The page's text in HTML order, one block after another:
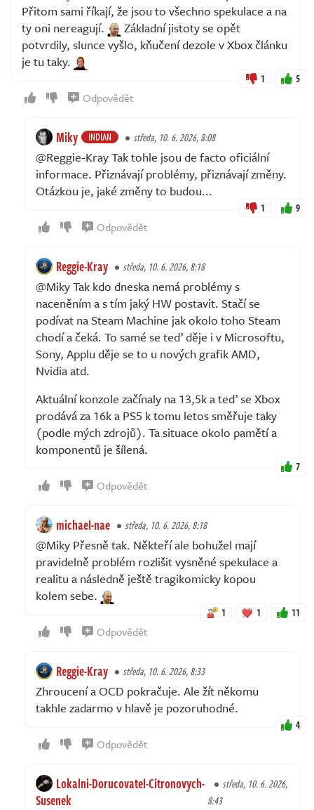
Přitom sami říkají, že jsou to všechno spekulace a na
ty oni nereagují.
Základní jistoty se opět
potvrdily, slunce vyšlo, kňučení dezole v Xbox článku
je tu taky.
1 5
Odpovědět
Miky INDIAN středa, 10. 6. 2026, 8:08
@Reggie-Kray Tak tohle jsou de facto oficiální
informace. Přiznávají problémy, přiznávají změny.
Otázkou je, jaké změny to budou...
1 9
Odpovědět
Reggie-Kray středa, 10. 6. 2026, 8:18
@Miky Tak kdo dneska nemá problémy s
naceněním a s tím jaký HW postavit. Stačí se
podívat na Steam Machine jak okolo toho Steam
chodí a čeká. To samé se teď děje i v Microsoftu,
Sony, Applu děje se to u nových grafik AMD,
Nvidia atd.
Aktuální konzole začínaly na 13,5k a teď se Xbox
prodává za 16k a PS5 k tomu letos směřuje taky
(podle mých zdrojů). Ta situace okolo pamětí a
komponentů je šílená.
7
Odpovědět
michael-nae středa, 10. 6. 2026, 8:18
@Miky Přesně tak. Někteří ale bohužel mají
pravidelně problém rozlišit vysněné spekulace a
realitu a následně ještě tragikomicky kopou
kolem sebe.
1 1 11
Odpovědět
Reggie-Kray středa, 10. 6. 2026, 8:33
Zhroucení a OCD pokračuje. Ale žít někomu
takhle zadarmo v hlavě je pozoruhodné.
4
Odpovědět
Lokalni-Dorucovatel-Citronovych-
Susenek
středa, 10. 6. 2026,
8:43